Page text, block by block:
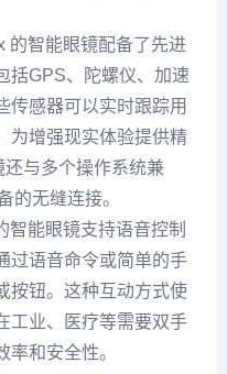
的智能眼镜配备了先进
括GPS、陀螺仪、加速
传感器可以实时跟踪用
为增强现实体验提供精
与多个操作系统兼
的无缝连接。
智能眼镜支持语音控制
过语音命令或简单的手
按钮。这种互动方式使
工业、医疗等需要双手
和安全性。